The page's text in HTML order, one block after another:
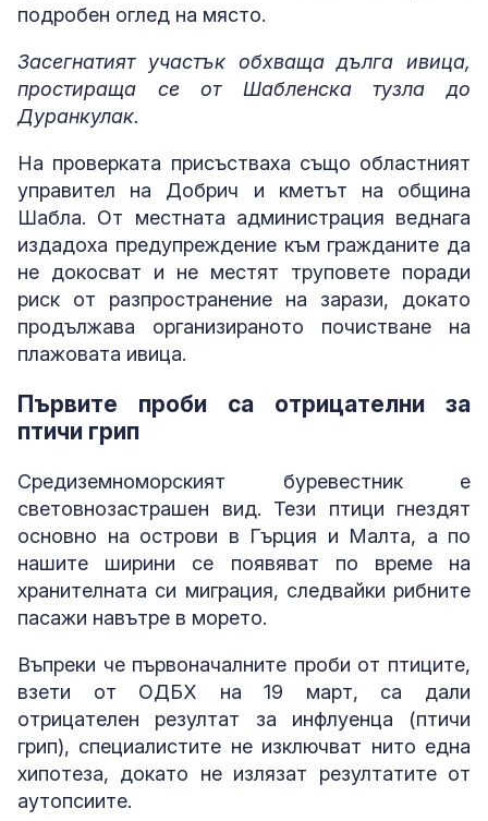
подробен оглед на място.
Засегнатият участък обхваща дълга ивица,
простираща се от Шабленска тузла до
Дуранкулак.
На проверката присъстваха също областният
управител на Добрич и кметът на община
Шабла. От местната администрация веднага
издадоха предупреждение към гражданите да
не докосват и не местят труповете поради
риск от разпространение на зарази, докато
продължава организираното почистване на
плажовата ивица.
Първите проби са отрицателни за
птичи грип
Средиземноморският буревестник е
световнозастрашен вид. Тези птици гнездят
основно на острови в Гърция и Малта, а по
нашите ширини се появяват по време на
хранителната си миграция, следвайки рибните
пасажи навътре в морето.
Въпреки че първоначалните проби от птиците,
взети от ОДБХ на 19 март, са дали
отрицателен резултат за инфлуенца (птичи
грип), специалистите не изключват нито една
хипотеза, докато не излязат резултатите от
аутопсиите.